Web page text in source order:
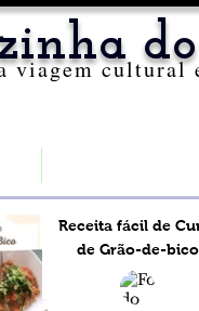
viagem cultural
Receita fácil de
de Grão-de-bico